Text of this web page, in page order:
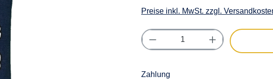
Preise inkl. MwSt. zzgl.
Produkt Anzahl: Gib den
Zahlung